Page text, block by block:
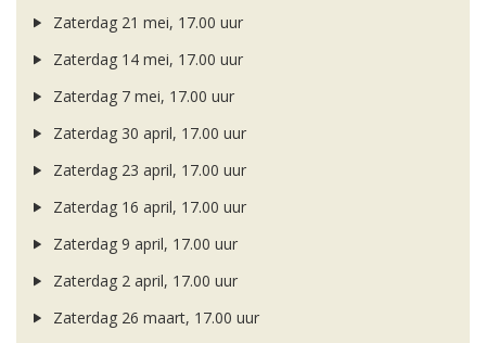
Zaterdag 21 mei, 17.00 uur
Zaterdag 14 mei, 17.00 uur
Zaterdag 7 mei, 17.00 uur
Zaterdag 30 april, 17.00 uur
Zaterdag 23 april, 17.00 uur
Zaterdag 16 april, 17.00 uur
Zaterdag 9 april, 17.00 uur
Zaterdag 2 april, 17.00 uur
Zaterdag 26 maart, 17.00 uur